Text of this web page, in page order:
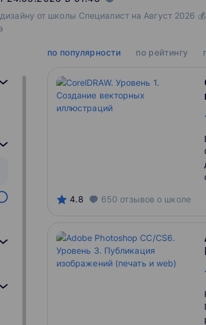
от школы Специалист на Август 2026
по популярности по рейтингу
4.8 650 отзывов о школе